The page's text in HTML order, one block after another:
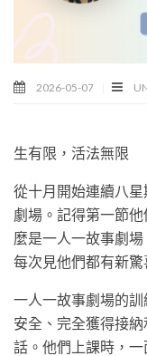
2026-05-07
生有限，活法無限
從十月開始連續八
劇場。記得第一節
麼是一人一故事劇
每次見他們都有新驚
一人一故事劇場的
安全、完全獲得接
話。他們上課時，